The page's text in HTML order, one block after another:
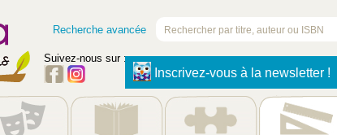
Recherche avancée
Suivez-nous sur :
Inscrivez-vous à la newsletter !